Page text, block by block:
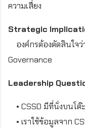
ความเสี่ยง
Strategic
องค์กรต้องตัดสินใจว่
Governance
Leadership
• CSSD มีที่นั่งบนโต๊
• เราใช้ข้อมูลจาก